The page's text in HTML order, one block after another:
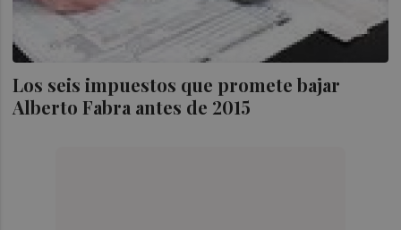
Los seis impuestos que promete bajar
Alberto Fabra antes de 2015